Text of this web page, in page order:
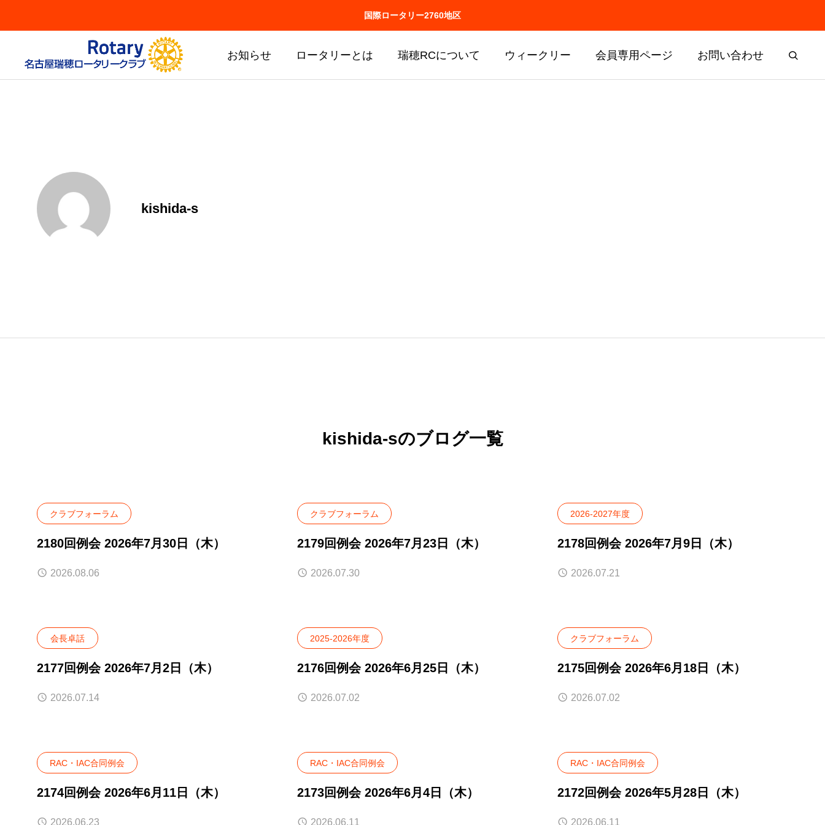
国際ロータリー2760地区
お知らせ ロータリーとは 瑞穂RCについて ウィークリー 会員専用ページ お問い合わせ
Mizuho RC kishida-s
kishida-sのブログ一覧
クラブフォーラム
2180回例会 2026年7月30日（木）
2026.08.06
クラブフォーラム
2179回例会 2026年7月23日（木）
2026.07.30
2026-2027年度
2178回例会 2026年7月9日（木）
2026.07.21
会長卓話
2177回例会 2026年7月2日（木）
2026.07.14
2025-2026年度
2176回例会 2026年6月25日（木）
2026.07.02
クラブフォーラム
2175回例会 2026年6月18日（木）
2026.07.02
RAC・IAC合同例会
2174回例会 2026年6月11日（木）
2026.06.23
RAC・IAC合同例会
2173回例会 2026年6月4日（木）
2026.06.11
RAC・IAC合同例会
2172回例会 2026年5月28日（木）
2026.06.11